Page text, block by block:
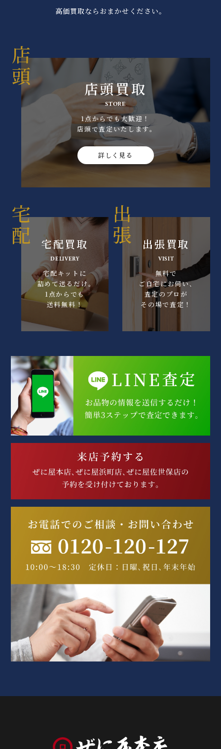
高価買取ならおまかせください。
店頭買取
STORE
1点からでも大歓迎！
店頭で査定いたします｡
詳しく見る
宅配買取
DELIVERY
宅配キットに
詰めて送るだけ｡
1点からでも
送料無料！
出張買取
VISIT
無料で
ご自宅にお伺い､
査定のプロが
その場で査定！